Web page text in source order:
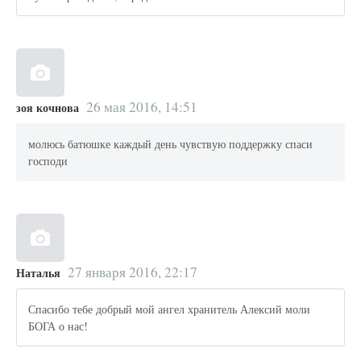
зоя кочнова 26 мая 2016, 14:51
молюсь батюшке каждый день чувствую поддержку спаси
господи
Наталья 27 января 2016, 22:17
Спасибо тебе добрый мой ангел хранитель Алексий моли
БОГА о нас!